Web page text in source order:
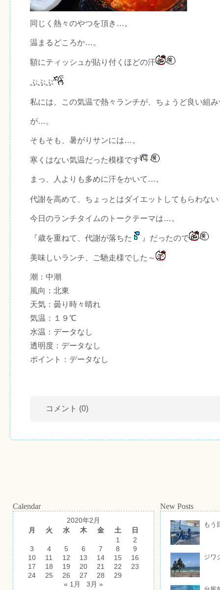
同じく熱々のやつを頂き…。
温まるどころか…。
額にティッシュが貼り付くほどの汗
ぷぷぷ
私には、この気温で熱々ランチが、ちょうど良い組
が…。
そもそも、暑がりサンには…。
寒くはない気温だった模様です
まっ、人よりも多めに汗をかいて…。
代謝を高めて、ちょっとはダイエットしてもらわな
今日のランチタイムのトークテーマは…。
『歳を重ねて、代謝が落ちた 』だったので
美味しいランチ、ご馳走様でした～
潮：中潮
風向：北東
天気：曇り時々晴れ
気温：１９℃
水温：データなし
透明度：データなし
ポイント：データなし
コメント (0)
Calendar
2020年2月
月
火 水 木 金 土
日
1
2
3
4 5 6 7 8
9
10
11 12 13 14 15
16
17
18 19 20 21 22
23
24
25 26 27 28
29
« 1月
3月 »
New Posts
もう
ジワ